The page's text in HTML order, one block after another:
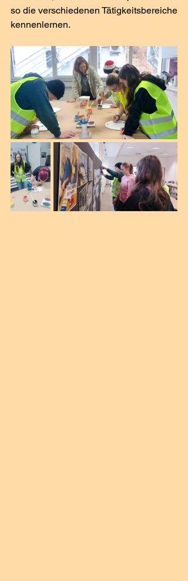
so die verschiedenen Tätigkeitsbereiche
kennenlernen.